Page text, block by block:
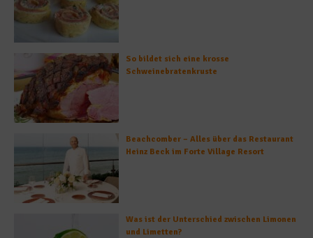
So bildet sich eine krosse
Schweinebratenkruste
Beachcomber – Alles über das Restaurant
Heinz Beck im Forte Village Resort
Was ist der Unterschied zwischen Limonen
und Limetten?